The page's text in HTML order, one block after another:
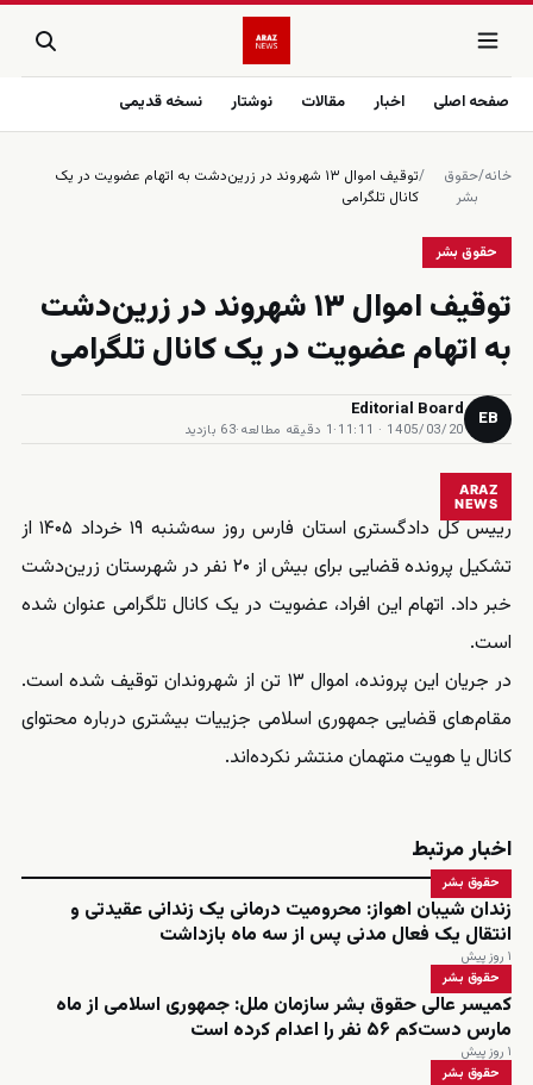
صفحه اصلی اخبار مقالات نوشتار نسخه قدیمی
خانه/حقوق
بشر
/
توقیف اموال ۱۳ شهروند در زرین‌دشت به اتهام عضویت در یک
کانال تلگرامی
حقوق بشر
توقیف اموال ۱۳ شهروند در زرین‌دشت
به اتهام عضویت در یک کانال تلگرامی
EB
Editorial Board
1405/03/20 · 11:11
·1 دقیقه مطالعه ·63 بازدید
ARAZ
NEWS
رییس کل دادگستری استان فارس روز سه‌شنبه ۱۹ خرداد ۱۴۰۵ از
تشکیل پرونده قضایی برای بیش از ۲۰ نفر در شهرستان زرین‌دشت
خبر داد. اتهام این افراد، عضویت در یک کانال تلگرامی عنوان شده
است.
در جریان این پرونده، اموال ۱۳ تن از شهروندان توقیف شده است.
مقام‌های قضایی جمهوری اسلامی جزییات بیشتری درباره محتوای
کانال یا هویت متهمان منتشر نکرده‌اند.
اخبار مرتبط
حقوق بشر
زندان شیبان اهواز: محرومیت درمانی یک زندانی عقیدتی و
انتقال یک فعال مدنی پس از سه ماه بازداشت
۱ روز پیش
حقوق بشر
کمیسر عالی حقوق بشر سازمان ملل: جمهوری اسلامی از ماه
مارس دست‌کم ۵۶ نفر را اعدام کرده است
۱ روز پیش
حقوق بشر